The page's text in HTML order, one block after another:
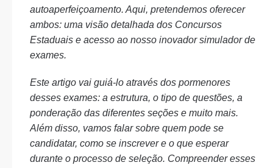
autoaperfeiçoamento. Aqui, pretendemos oferecer
ambos: uma visão detalhada dos Concursos
Estaduais e acesso ao nosso inovador simulador de
exames.
Este artigo vai guiá-lo através dos pormenores
desses exames: a estrutura, o tipo de questões, a
ponderação das diferentes seções e muito mais.
Além disso, vamos falar sobre quem pode se
candidatar, como se inscrever e o que esperar
durante o processo de seleção. Compreender esses